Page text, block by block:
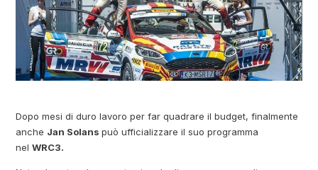
Dopo mesi di duro lavoro per far quadrare il budget, finalmente
anche Jan Solanspuò ufficializzare il suo programma
nelWRC3.